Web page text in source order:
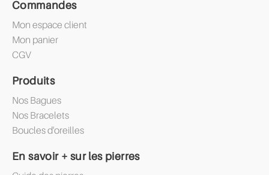
Commandes
Mon espace client
Mon panier
CGV
Produits
Nos Bagues
Nos Bracelets
Boucles d'oreilles
En savoir + sur les pierres